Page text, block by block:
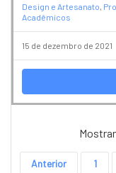
Design e Artesanato,
Acadêmicos
15 de dezembro de 2021
Anterior 1